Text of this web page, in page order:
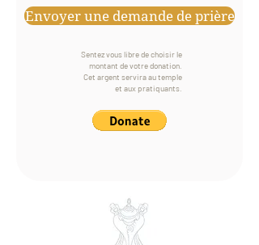
Envoyer une demande de prière
Sentez vous libre de choisir le
montant de votre donation.
Cet argent servira au temple
et aux pratiquants.